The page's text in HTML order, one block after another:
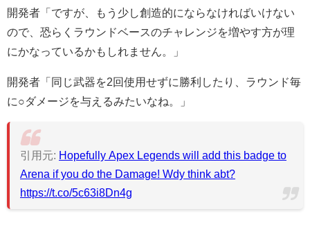
開発者「ですが、もう少し創造的にならなければいけない
ので、恐らくラウンドベースのチャレンジを増やす方が理
にかなっているかもしれません。」
開発者「同じ武器を2回使用せずに勝利したり、ラウンド毎
に○ダメージを与えるみたいなね。」
引用元: Hopefully Apex Legends will add this badge to
Arena if you do the Damage! Wdy think abt?
https://t.co/5c63i8Dn4g